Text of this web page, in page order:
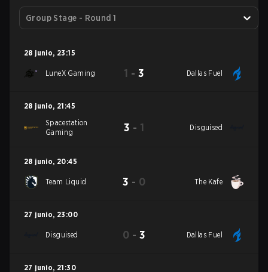
Group Stage - Round 1
28 junio, 23:15
LuneX Gaming 1 - 3 Dallas Fuel
28 junio, 21:45
Spacestation
Gaming
3 - 1 Disguised
28 junio, 20:45
Team Liquid 3 - 0 The Kafe
27 junio, 23:00
Disguised 0 - 3 Dallas Fuel
27 junio, 21:30